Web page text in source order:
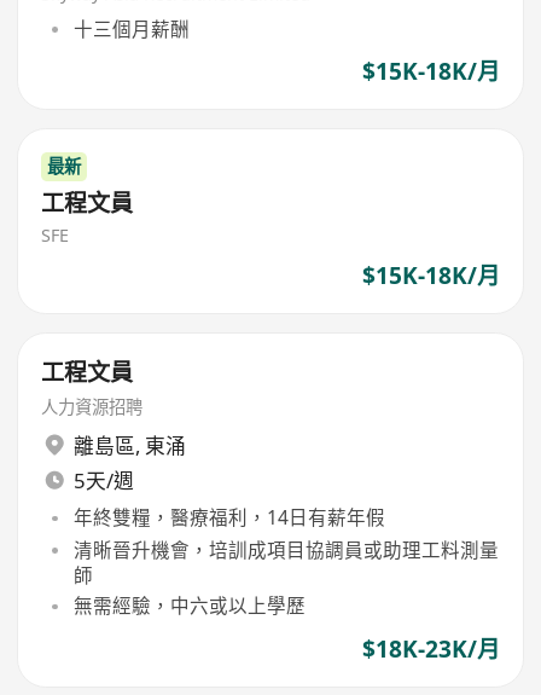
十三個月薪酬
$15K-18K/月
最新
工程文員
SFE
$15K-18K/月
工程文員
人力資源招聘
離島區, 東涌
5天/週
年終雙糧，醫療福利，14日有薪年假
清晰晉升機會，培訓成項目協調員或助理工料測量
師
無需經驗，中六或以上學歷
$18K-23K/月